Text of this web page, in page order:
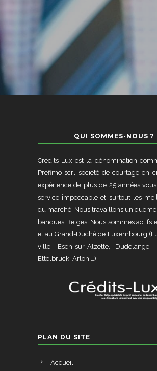
QUI SOMMES-NOUS ?
Crédits-Lux est la dénomination
Préfimo scrl société de courtage en
expérience de plus de 25 années
service impeccable et surtout les
du marché. Nous travaillons
banques Belges. Nous sommes actifs
et au Grand-Duché de Luxembourg
ville, Esch-sur-Alzette, Dudelange,
Ettelbruck, Arlon,…).
PLAN DU SITE
Accueil